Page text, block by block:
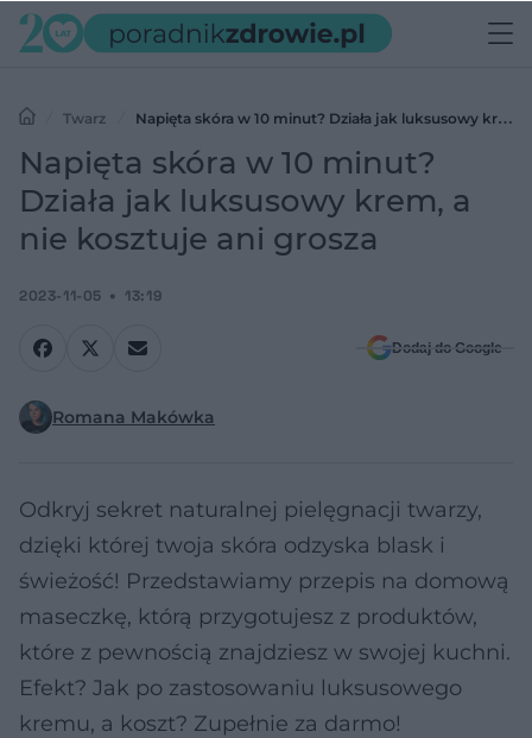
Twarz
Napięta skóra w 10 minut? Działa jak luksusowy krem,
a nie kosztuje ani grosza
Napięta skóra w 10 minut?
Działa jak luksusowy krem, a
nie kosztuje ani grosza
2023-11-05 13:19
Dodaj do Google
Romana Makówka
Odkryj sekret naturalnej pielęgnacji twarzy,
dzięki której twoja skóra odzyska blask i
świeżość! Przedstawiamy przepis na domową
maseczkę, którą przygotujesz z produktów,
które z pewnością znajdziesz w swojej kuchni.
Efekt? Jak po zastosowaniu luksusowego
kremu, a koszt? Zupełnie za darmo!